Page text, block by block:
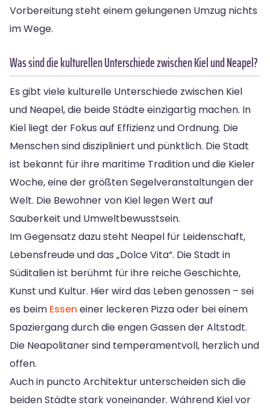
Vorbereitung steht einem gelungenen Umzug nichts
im Wege.
Was sind die kulturellen Unterschiede zwischen Kiel und Neapel?
Es gibt viele kulturelle Unterschiede zwischen Kiel
und Neapel, die beide Städte einzigartig machen. In
Kiel liegt der Fokus auf Effizienz und Ordnung. Die
Menschen sind diszipliniert und pünktlich. Die Stadt
ist bekannt für ihre maritime Tradition und die Kieler
Woche, eine der größten Segelveranstaltungen der
Welt. Die Bewohner von Kiel legen Wert auf
Sauberkeit und Umweltbewusstsein.
Im Gegensatz dazu steht Neapel für Leidenschaft,
Lebensfreude und das „Dolce Vita“. Die Stadt in
Süditalien ist berühmt für ihre reiche Geschichte,
Kunst und Kultur. Hier wird das Leben genossen – sei
es beim Essen einer leckeren Pizza oder bei einem
Spaziergang durch die engen Gassen der Altstadt.
Die Neapolitaner sind temperamentvoll, herzlich und
offen.
Auch in puncto Architektur unterscheiden sich die
beiden Städte stark voneinander. Während Kiel vor